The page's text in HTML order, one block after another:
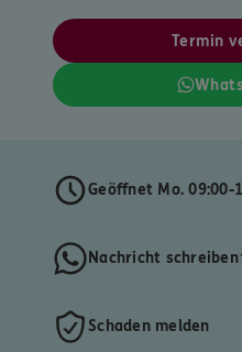
Termin
Geöffnet Mo. 09:00-
Nachricht schreiben
Schaden melden